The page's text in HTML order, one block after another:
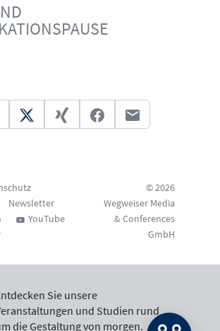
Newsletter
YouTube
© 2026
Wegweiser Media
& Conferences
GmbH
Sie unsere
und Studien rund
die Gestaltung von morgen.